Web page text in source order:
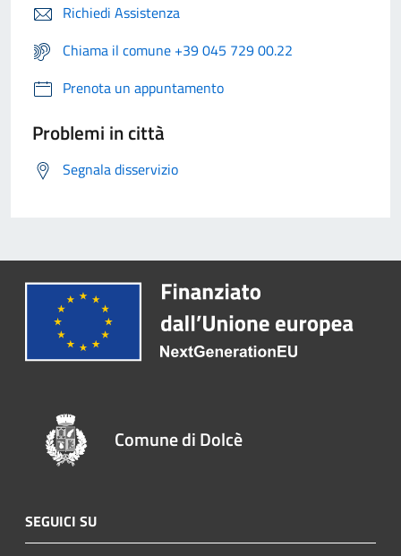
Richiedi Assistenza
Chiama il comune +39 045 729 00.22
Prenota un appuntamento
Problemi in città
Segnala disservizio
Comune di Dolcè
SEGUICI SU